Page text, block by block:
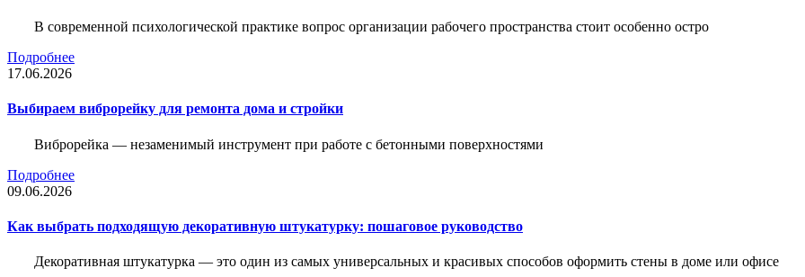
В современной психологической практике вопрос организации рабочего пространства стоит особенно остро
Подробнее
17.06.2026
Выбираем виброрейку для ремонта дома и стройки
Виброрейка — незаменимый инструмент при работе с бетонными поверхностями
Подробнее
09.06.2026
Как выбрать подходящую декоративную штукатурку: пошаговое руководство
Декоративная штукатурка — это один из самых универсальных и красивых способов оформить стены в доме или офисе